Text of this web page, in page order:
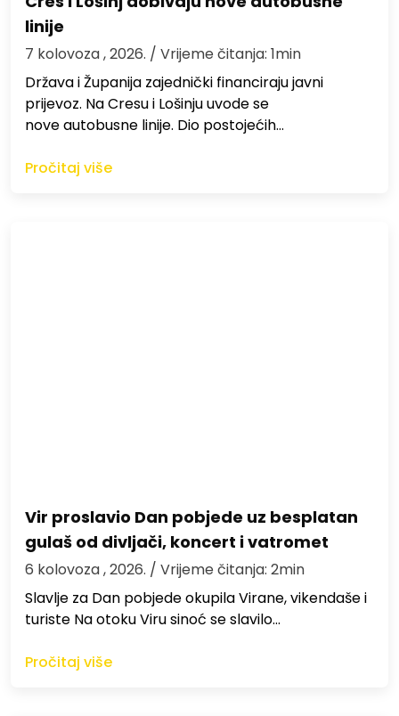
linije
7 kolovoza , 2026. / Vrijeme čitanja: 1min
Država i Županija zajednički financiraju javni
prijevoz. Na Cresu i Lošinju uvode se
nove autobusne linije. Dio postojećih…
Pročitaj više
Vir proslavio Dan pobjede uz besplatan
gulaš od divljači, koncert i vatromet
6 kolovoza , 2026. / Vrijeme čitanja: 2min
Slavlje za Dan pobjede okupila Virane, vikendaše i
turiste Na otoku Viru sinoć se slavilo…
Pročitaj više